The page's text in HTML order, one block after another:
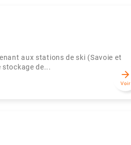
aux stations de ski (Savoie et
stockage de...
arrow_forward
Voir